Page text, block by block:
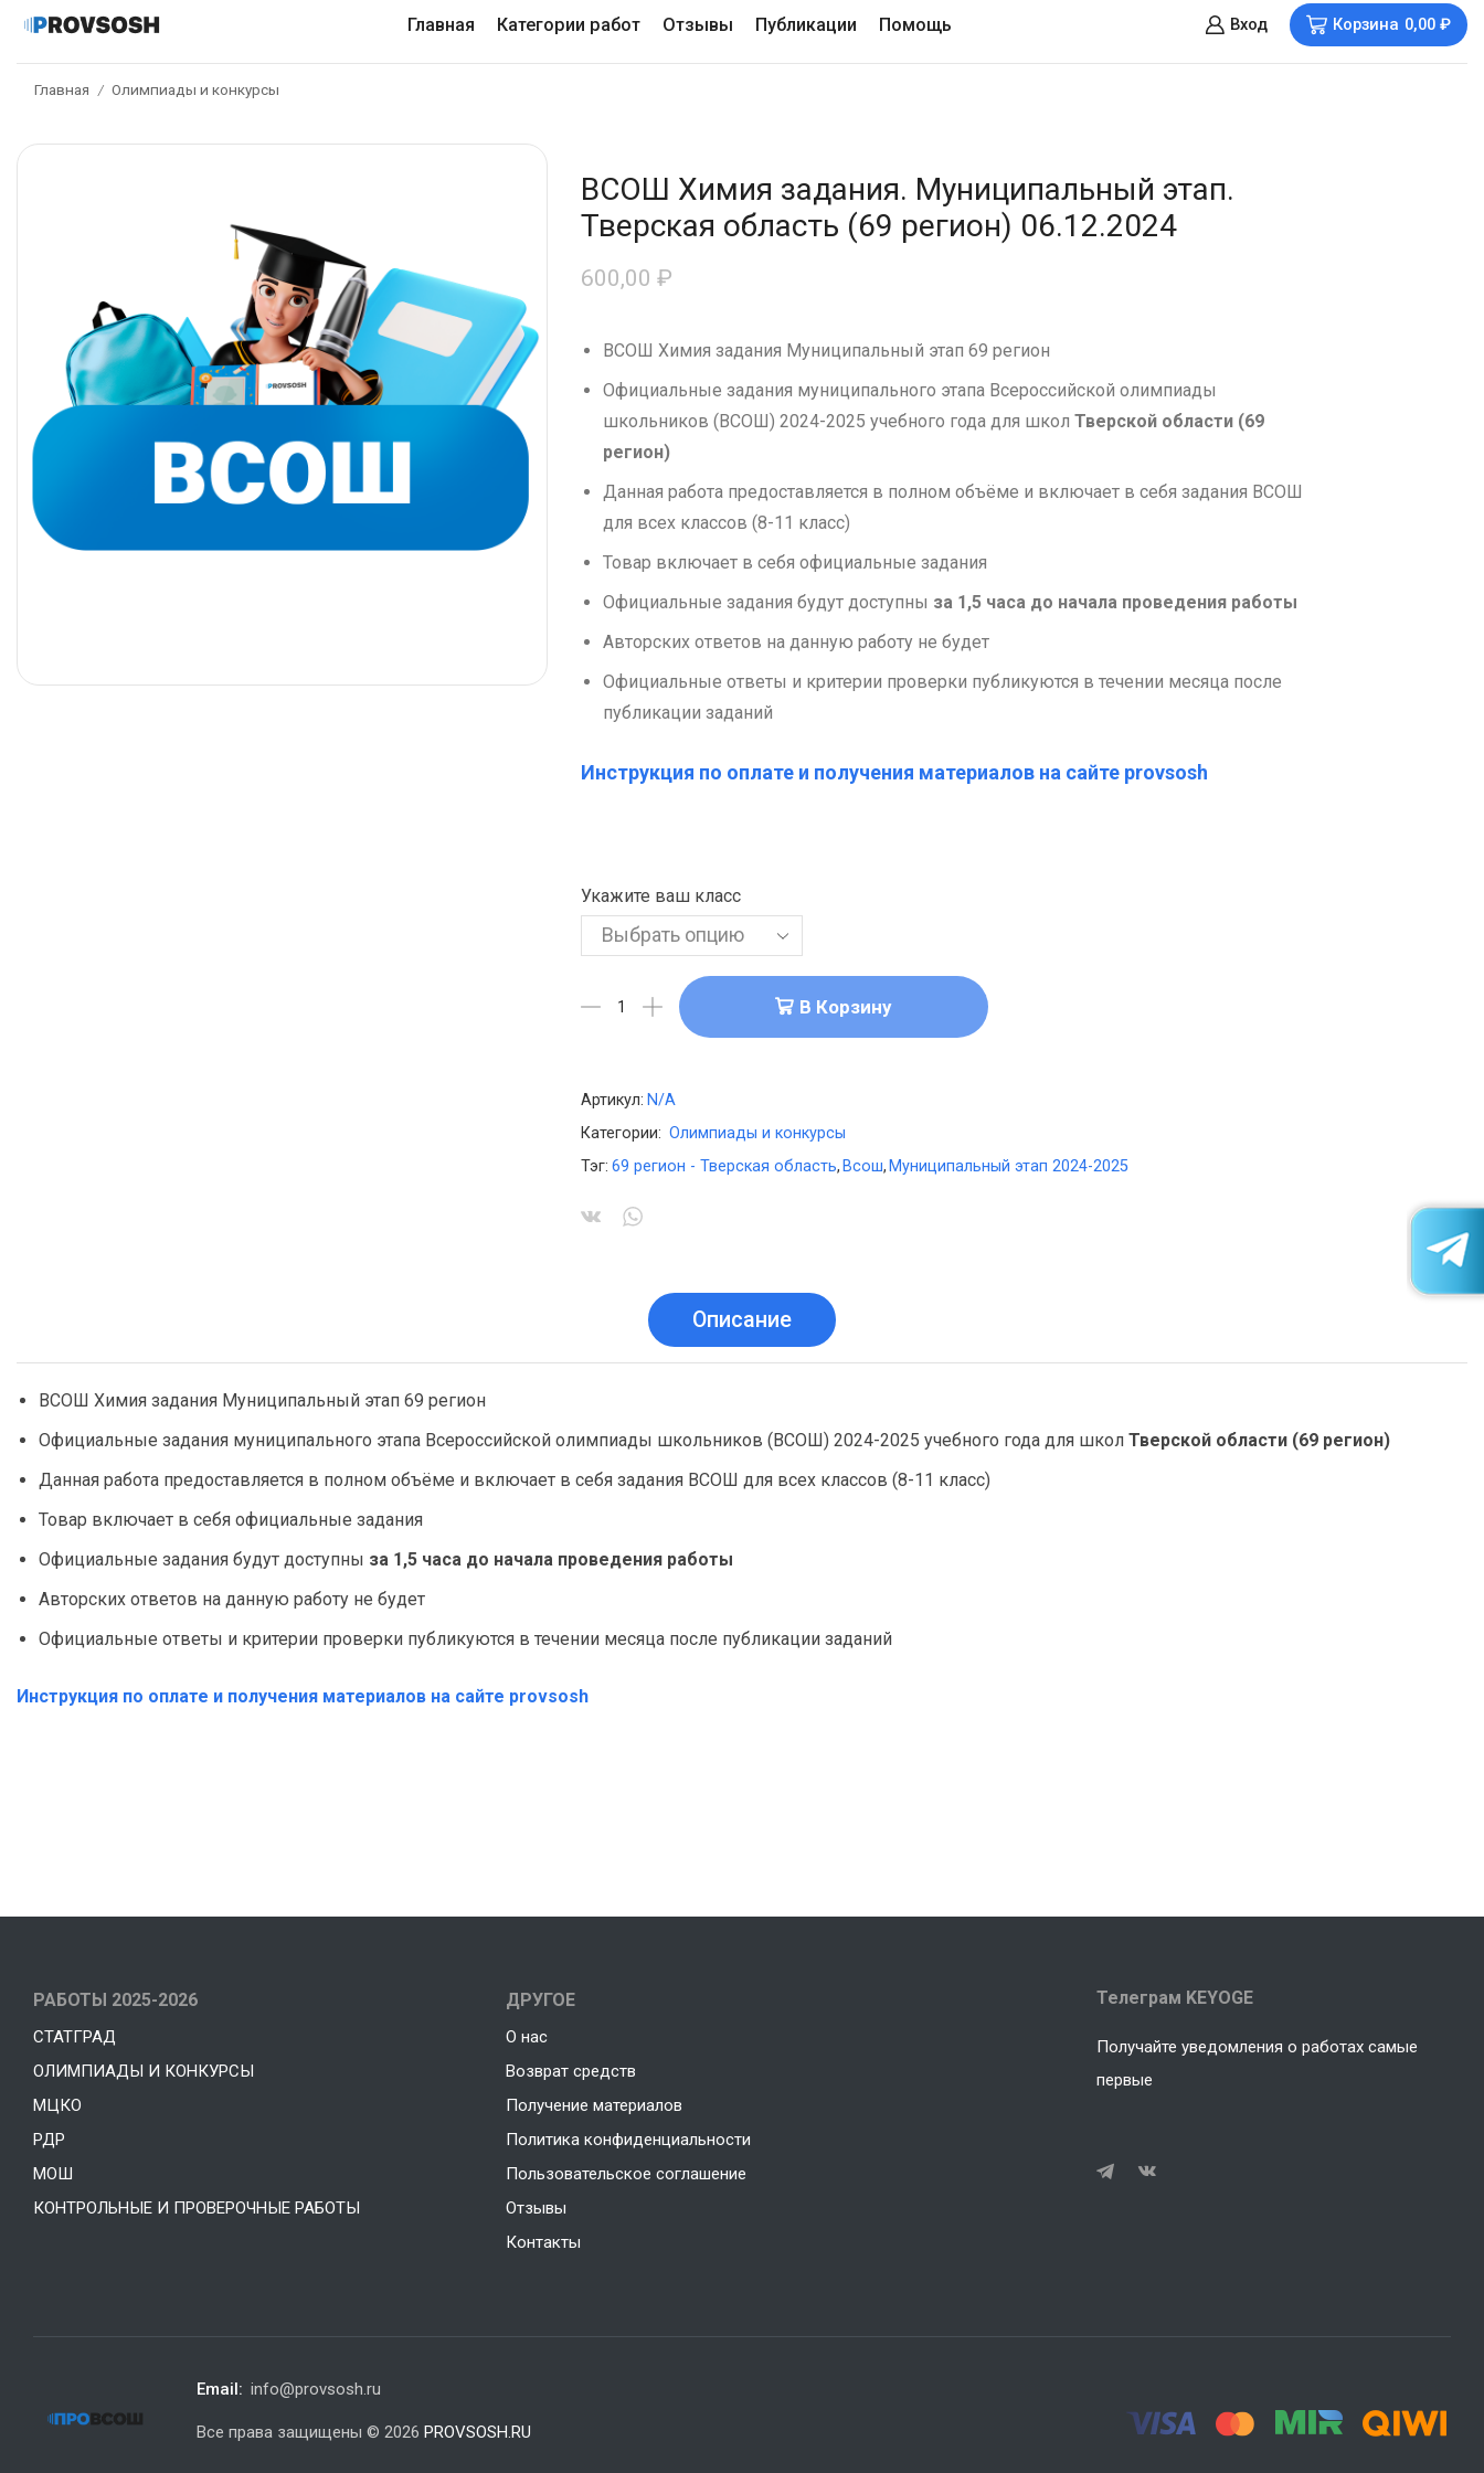
Главная Категории работ Отзывы Публикации Помощь Вход Корзина 0,00 ₽
Главная / Олимпиады и конкурсы
ВСОШ Химия задания. Муниципальный этап.
Тверская область (69 регион) 06.12.2024
600,00 ₽
ВСОШ Химия задания Муниципальный этап 69 регион
Официальные задания муниципального этапа Всероссийской олимпиады
школьников (ВСОШ) 2024-2025 учебного года для школ Тверской области (69
регион)
Данная работа предоставляется в полном объёме и включает в себя задания ВСОШ
для всех классов (8-11 класс)
Товар включает в себя официальные задания
Официальные задания будут доступны за 1,5 часа до начала проведения работы
Авторских ответов на данную работу не будет
Официальные ответы и критерии проверки публикуются в течении месяца после
публикации заданий
Инструкция по оплате и получения материалов на сайте provsosh
Укажите ваш класс
В Корзину
Артикул: N/A
Категории: Олимпиады и конкурсы
Тэг: 69 регион - Тверская область, Всош, Муниципальный этап 2024-2025
Описание
ВСОШ Химия задания Муниципальный этап 69 регион
Официальные задания муниципального этапа Всероссийской олимпиады школьников (ВСОШ) 2024-2025 учебного года для школ Тверской области (69 регион)
Данная работа предоставляется в полном объёме и включает в себя задания ВСОШ для всех классов (8-11 класс)
Товар включает в себя официальные задания
Официальные задания будут доступны за 1,5 часа до начала проведения работы
Авторских ответов на данную работу не будет
Официальные ответы и критерии проверки публикуются в течении месяца после публикации заданий
Инструкция по оплате и получения материалов на сайте provsosh
РАБОТЫ 2025-2026
СТАТГРАД
ОЛИМПИАДЫ И КОНКУРСЫ
МЦКО
РДР
МОШ
КОНТРОЛЬНЫЕ И ПРОВЕРОЧНЫЕ РАБОТЫ
ДРУГОЕ
О нас
Возврат средств
Получение материалов
Политика конфиденциальности
Пользовательское соглашение
Отзывы
Контакты
Телеграм KEYOGE
Получайте уведомления о работах самые
первые
Email: info@provsosh.ru
Все права защищены © 2026PROVSOSH.RU